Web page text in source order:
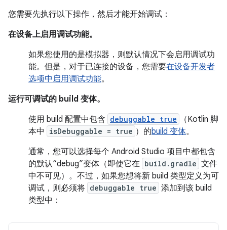
您需要先执行以下操作，然后才能开始调试：
在设备上启用调试功能。
如果您使用的是模拟器，则默认情况下会启用调试功
能。但是，对于已连接的设备，您需要在设备开发者
选项中启用调试功能。
运行可调试的 build 变体。
使用 build 配置中包含 debuggable true
（Kotlin 脚
本中
isDebuggable = true ）的build 变体。
通常，您可以选择每个 Android Studio 项目中都包含
的默认“debug”变体（即使它在 build.gradle 文件
中不可见）。不过，如果您想将新 build 类型定义为可
调试，则必须将 debuggable true 添加到该 build
类型中：